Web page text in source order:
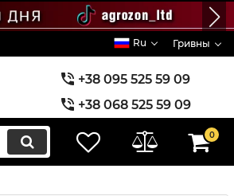
Ru Гривны
+38 095 525 59 09
+38 068 525 59 09
+38 073 525 59 09
0